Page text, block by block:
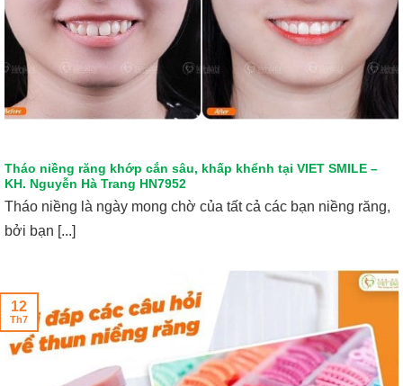
Tháo niềng răng khớp cắn sâu, khấp khểnh tại VIET SMILE –
KH. Nguyễn Hà Trang HN7952
Tháo niềng là ngày mong chờ của tất cả các bạn niềng răng,
bởi bạn [...]
12
Th7